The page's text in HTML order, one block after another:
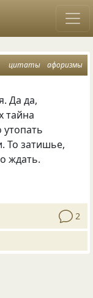
цитаты афоризмы
Да да,
тайна
То затишье,
ждать.
2